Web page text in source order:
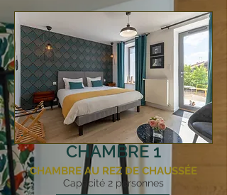
CHAMBRE 1
CHAMBRE AU REZ DE CHAUSSÉE
Capacité 2 personnes